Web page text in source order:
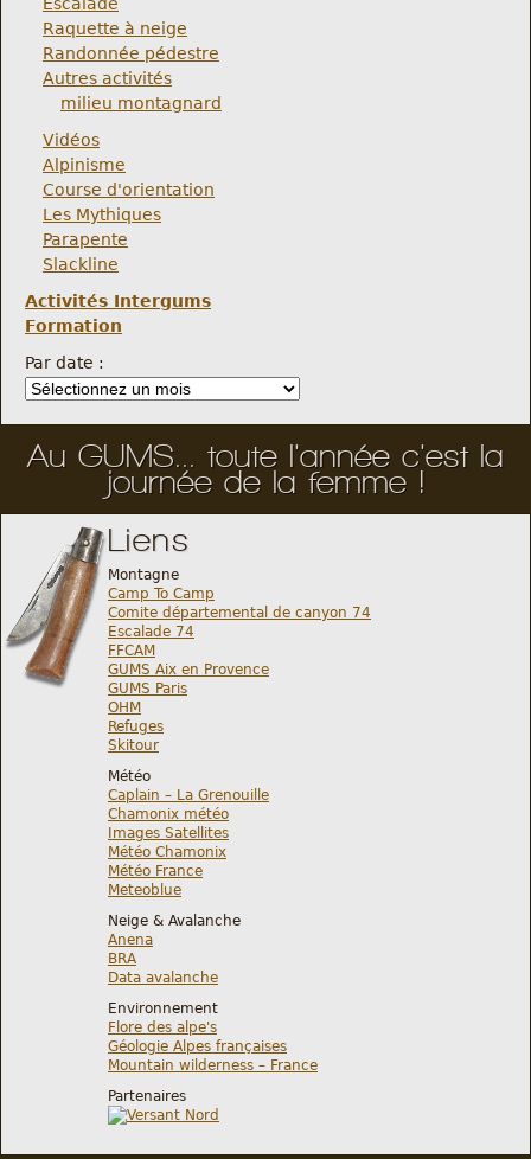
Raquette à neige
Randonnée pédestre
Autres activités
milieu montagnard
Vidéos
Alpinisme
Course d'orientation
Les Mythiques
Parapente
Slackline
Activités Intergums
Formation
Par date :
Au GUMS... toute l'année c'est la
journée de la femme !
Liens
Montagne
Camp To Camp
Comite départemental de canyon 74
Escalade 74
FFCAM
GUMS Aix en Provence
GUMS Paris
OHM
Refuges
Skitour
Météo
Caplain – La Grenouille
Chamonix météo
Images Satellites
Météo Chamonix
Météo France
Meteoblue
Neige & Avalanche
Anena
BRA
Data avalanche
Environnement
Flore des alpe's
Géologie Alpes françaises
Mountain wilderness – France
Partenaires